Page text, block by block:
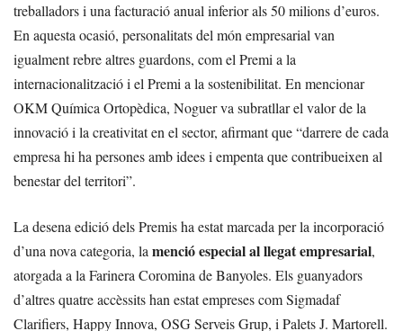
treballadors i una facturació anual inferior als 50 milions d’euros.
En aquesta ocasió, personalitats del món empresarial van
igualment rebre altres guardons, com el Premi a la
internacionalització i el Premi a la sostenibilitat. En mencionar
OKM Química Ortopèdica, Noguer va subratllar el valor de la
innovació i la creativitat en el sector, afirmant que “darrere de cada
empresa hi ha persones amb idees i empenta que contribueixen al
benestar del territori”.
La desena edició dels Premis ha estat marcada per la incorporació
d’una nova categoria, la menció especial al llegat empresarial,
atorgada a la Farinera Coromina de Banyoles. Els guanyadors
d’altres quatre accèssits han estat empreses com Sigmadaf
Clarifiers, Happy Innova, OSG Serveis Grup, i Palets J. Martorell.